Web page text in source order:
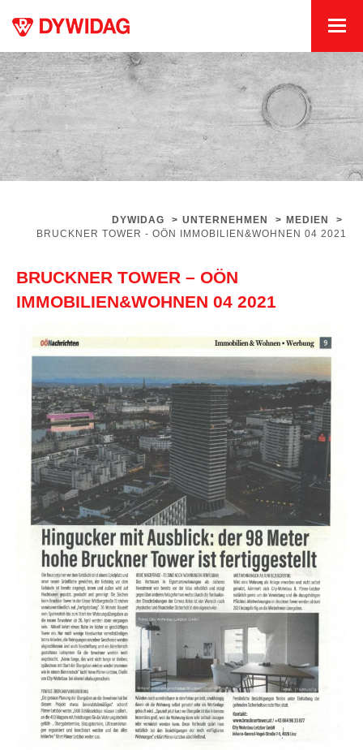
DYWIDAG > UNTERNEHMEN > MEDIEN
>
BRUCKNER TOWER - OÖN IMMOBILIEN&WOHNEN 04 2021
BRUCKNER TOWER – OÖN
IMMOBILIEN&WOHNEN 04 2021